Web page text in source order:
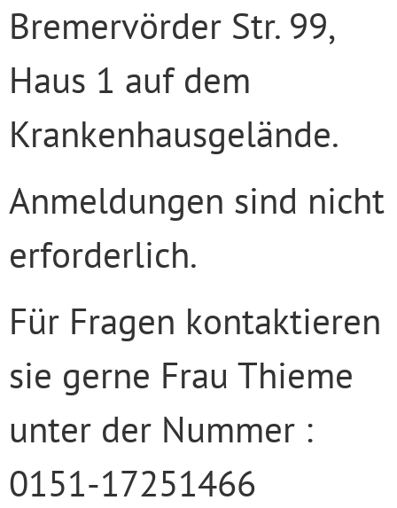
Bremervörder Str. 99,
Haus 1 auf dem
Krankenhausgelände.
Anmeldungen sind nicht
erforderlich.
Für Fragen kontaktieren
sie gerne Frau Thieme
unter der Nummer :
0151-17251466